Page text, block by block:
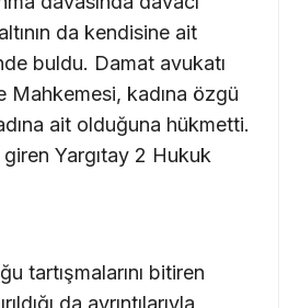
da kendisine ait
buldu. Damat avukatı
Mahkemesi, kadına özgü
ait olduğuna hükmetti.
Yargıtay 2 Hukuk
tartışmalarını bitiren
da ayrıntılarıyla